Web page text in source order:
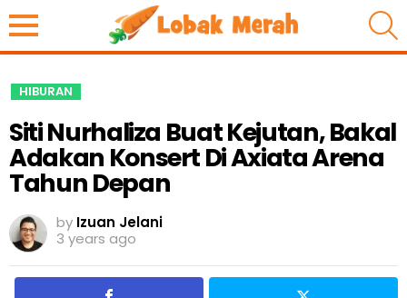
HIBURAN
Siti Nurhaliza Buat Kejutan, Bakal
Adakan Konsert Di Axiata Arena
Tahun Depan
by Izuan Jelani
3 years ago